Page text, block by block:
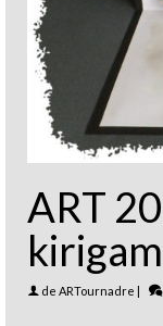
ART
de ARTournadre |